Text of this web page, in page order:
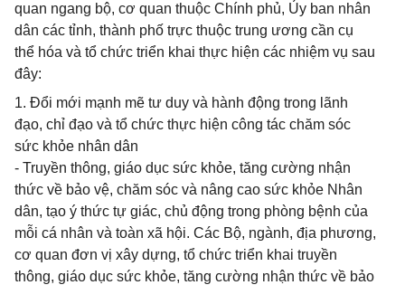
quan ngang bộ, cơ quan thuộc Chính phủ, Ủy ban nhân
dân các tỉnh, thành phố trực thuộc trung ương cần cụ
thể hóa và tổ chức triển khai thực hiện các nhiệm vụ sau
đây:
1. Đổi mới mạnh mẽ tư duy và hành động trong lãnh
đạo, chỉ đạo và tổ chức thực hiện công tác chăm sóc
sức khỏe nhân dân
- Truyền thông, giáo dục sức khỏe, tăng cường nhận
thức về bảo vệ, chăm sóc và nâng cao sức khỏe Nhân
dân, tạo ý thức tự giác, chủ động trong phòng bệnh của
mỗi cá nhân và toàn xã hội. Các Bộ, ngành, địa phương,
cơ quan đơn vị xây dựng, tổ chức triển khai truyền
thông, giáo dục sức khỏe, tăng cường nhận thức về bảo